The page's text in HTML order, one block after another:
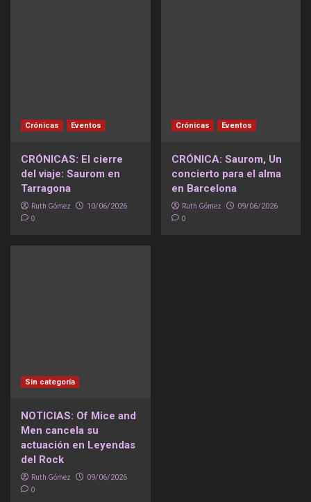
Crónicas Eventos
CRÓNICAS: El cierre
del viaje: Saurom en
Tarragona
Ruth Gómez 10/06/2026
0
Crónicas Eventos
CRÓNICA: Saurom, Un
concierto para el alma
en Barcelona
Ruth Gómez 09/06/2026
0
Sin categoría
NOTICIAS: Of Mice and
Men cancela su
actuación en Leyendas
del Rock
Ruth Gómez 09/06/2026
0